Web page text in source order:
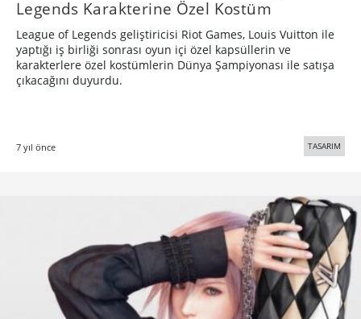
Legends Karakterine Özel Kostüm
League of Legends geliştiricisi Riot Games, Louis Vuitton ile
yaptığı iş birliği sonrası oyun içi özel kapsüllerin ve
karakterlere özel kostümlerin Dünya Şampiyonası ile satışa
çıkacağını duyurdu.
7 yıl önce TASARIM